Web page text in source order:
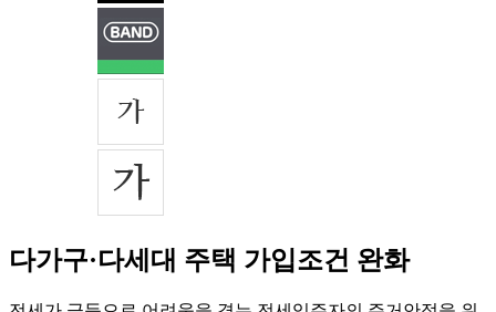
다가구·다세대 주택 가입조건 완화